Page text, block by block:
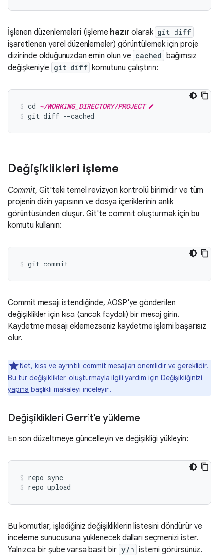
İşlenen düzenlemeleri (işleme hazır olarak git diff
işaretlenen yerel düzenlemeler) görüntülemek için proje
dizininde olduğunuzdan emin olun ve cached bağımsız
değişkeniyle git diff komutunu çalıştırın:
cd ~/WORKING_DIRECTORY/PROJECT
git diff --cached
Değişiklikleri işleme
Commit, Git'teki temel revizyon kontrolü birimidir ve tüm
projenin dizin yapısının ve dosya içeriklerinin anlık
görüntüsünden oluşur. Git'te commit oluşturmak için bu
komutu kullanın:
Commit mesajı istendiğinde, AOSP'ye gönderilen
değişiklikler için kısa (ancak faydalı) bir mesaj girin.
Kaydetme mesajı eklemezseniz kaydetme işlemi başarısız
olur.
Net, kısa ve ayrıntılı commit mesajları önemlidir ve gereklidir.
Bu tür değişiklikleri oluşturmayla ilgili yardım için Değişikliğinizi
yapma başlıklı makaleyi inceleyin.
Değişiklikleri Gerrit'e yükleme
En son düzeltmeye güncelleyin ve değişikliği yükleyin:
repo sync
repo upload
Bu komutlar, işlediğiniz değişikliklerin listesini döndürür ve
inceleme sunucusuna yüklenecek dalları seçmenizi ister.
Yalnızca bir şube varsa basit bir y/n istemi görürsünüz.